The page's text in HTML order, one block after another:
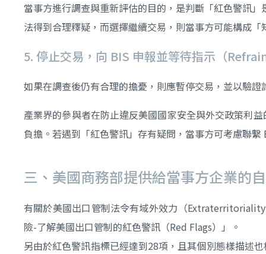
當事方進行調查與重新評估的目的，是判斷「紅色警訊
法得到合理釋疑，而選擇繼續交易，則當事方可能構成
5. 停止交易，向 BIS 申報並等待指示（
如果在調查後仍有合理的擔憂，則應暫停交易，並以驗
產業界的參與者在防止違反美國國家安全與外交政策利
負擔。若遇到「紅色警訊」存有疑問，當事方可考慮聯
三、美國商務部提供給當事方企業的
有關於美國出口管制法令有域外效力（
險-了解美國出口管制的紅色警訊（Red Flags）」。
另由於紅色警訊指標已經達到28項，且其個別態樣描述